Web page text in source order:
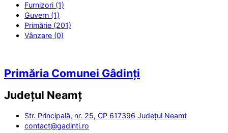
Furnizori (1)
Guvern (1)
Primărie (201)
Vânzare (0)
Primăria Comunei Gâdinți
Județul Neamț
Str. Principală, nr. 25, CP 617396 Județul Neamt
contact@gadinti.ro